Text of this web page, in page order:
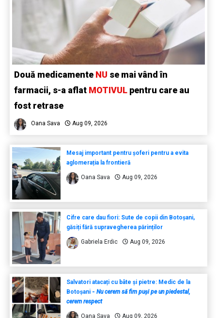
Două medicamente NU se mai vând în
farmacii, s-a aflat MOTIVUL pentru care au
fost retrase
Oana Sava Aug 09, 2026
Mesaj important pentru șoferi pentru a evita
aglomerația la frontieră
Oana Sava Aug 09, 2026
Cifre care dau fiori: Sute de copii din Botoșani,
găsiți fără supravegherea părinților
Gabriela Erdic Aug 09, 2026
Salvatori atacați cu bâte și pietre: Medic de la
Botoșani - Nu cerem să fim puși pe un piedestal,
cerem respect
Oana Sava Aug 09, 2026